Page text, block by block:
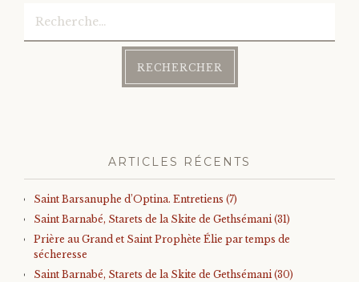
ARTICLES RÉCENTS
Saint Barsanuphe d’Optina. Entretiens (7)
Saint Barnabé, Starets de la Skite de Gethsémani (31)
Prière au Grand et Saint Prophète Élie par temps de
sécheresse
Saint Barnabé, Starets de la Skite de Gethsémani (30)